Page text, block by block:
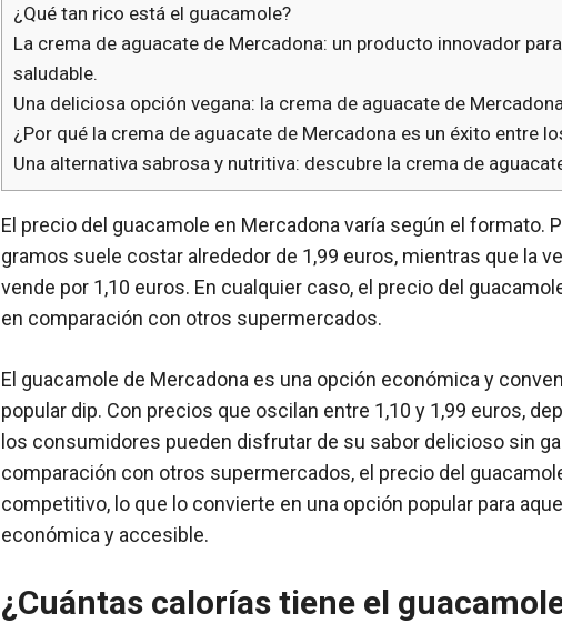
¿Qué tan rico está el guacamole?
La crema de aguacate de Mercadona: un producto innovador
saludable.
Una deliciosa opción vegana: la crema de aguacate de
¿Por qué la crema de aguacate de Mercadona es un éxito entre
Una alternativa sabrosa y nutritiva: descubre la crema de
El precio del guacamole en Mercadona varía según el formato.
gramos suele costar alrededor de 1,99 euros, mientras que la
vende por 1,10 euros. En cualquier caso, el precio del
en comparación con otros supermercados.
El guacamole de Mercadona es una opción económica y
popular dip. Con precios que oscilan entre 1,10 y 1,99 euros,
los consumidores pueden disfrutar de su sabor delicioso sin
comparación con otros supermercados, el precio del
competitivo, lo que lo convierte en una opción popular para
económica y accesible.
¿Cuántas calorías tiene el